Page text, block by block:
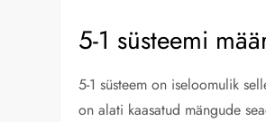
5-1 süsteemi
5-1 süsteem on iseloomulik
on alati kaasatud mängude